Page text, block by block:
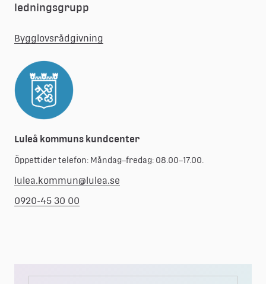
ledningsgrupp
Bygglovsrådgivning
Luleå kommuns kundcenter
Öppettider telefon: Måndag–fredag: 08.00–17.00.
lulea.kommun@lulea.se
0920-45 30 00